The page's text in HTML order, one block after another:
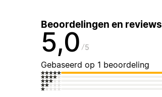
Beoordelingen en reviews
5,0 5
Gebaseerd op 1 beoordeling